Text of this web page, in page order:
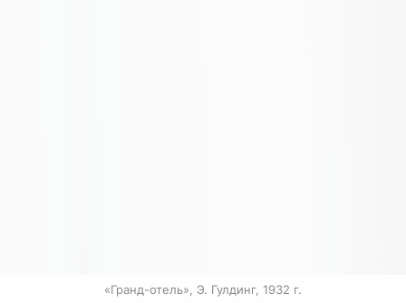
«Гранд-отель», Э. Гулдинг, 1932 г.